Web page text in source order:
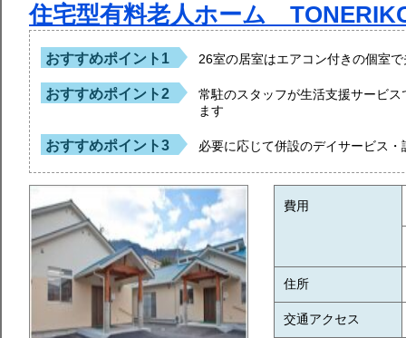
住宅型有料老人ホーム
おすすめポイント1 26室の居室はエアコン付きの個室
おすすめポイント2
常駐のスタッフが生活支援サービ
ます
おすすめポイント3 必要に応じて併設のデイサービス
費用
住所
交通アクセス